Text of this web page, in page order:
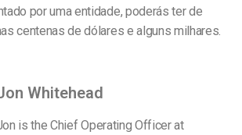
por uma entidade, poderás ter de
centenas de dólares e alguns milhares.
Whitehead
is the Chief Operating Officer at